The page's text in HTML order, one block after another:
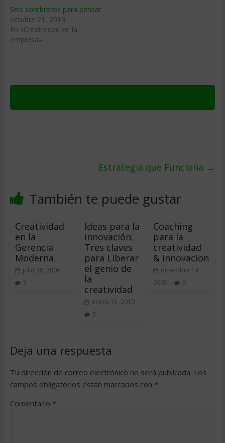
Seis sombreros para pensar
octubre 21, 2013
En «Creatividad en la
empresa»
Estrategia que Funciona →
También te puede gustar
Creatividad
en la
Gerencia
Moderna
julio 30, 2006
3
Ideas para la
innovación:
Tres claves
para Liberar
el genio de
la
creatividad
enero 15, 2010
3
Coaching
para la
creatividad
& innovacion
diciembre 14,
2005
0
Deja una respuesta
Tu dirección de correo electrónico no será publicada. Los
campos obligatorios están marcados con *
Comentario *